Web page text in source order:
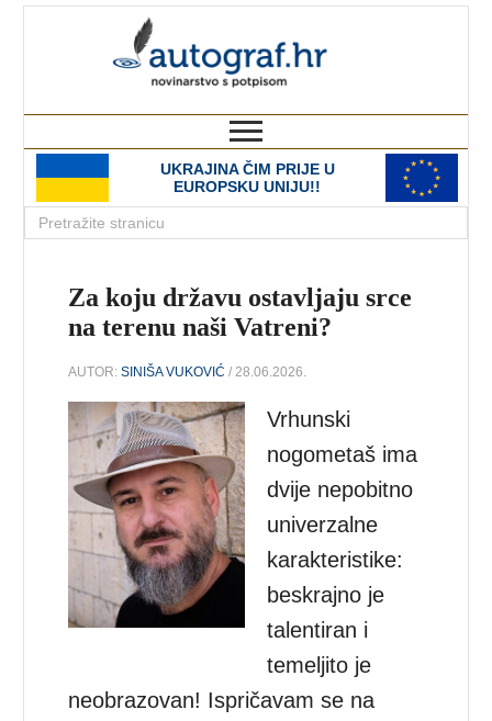
UKRAJINA ČIM PRIJE U
EUROPSKU UNIJU!!
Za koju državu ostavljaju srce
na terenu naši Vatreni?
AUTOR:SINIŠA VUKOVIĆ / 28.06.2026.
Vrhunski
nogometaš ima
dvije nepobitno
univerzalne
karakteristike:
beskrajno je
talentiran i
temeljito je
neobrazovan! Ispričavam se na